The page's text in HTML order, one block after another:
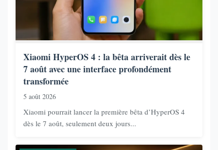
Xiaomi HyperOS 4 : la bêta arriverait dès le
7 août avec une interface profondément
transformée
5 août 2026
Xiaomi pourrait lancer la première bêta d’HyperOS 4
dès le 7 août, seulement deux jours...